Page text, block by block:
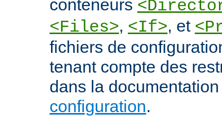
conteneurs
<Files>, <If>, et
fichiers de
tenant compte des
dans la
configuration.